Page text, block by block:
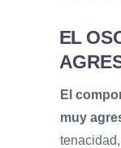
EL
El
muy